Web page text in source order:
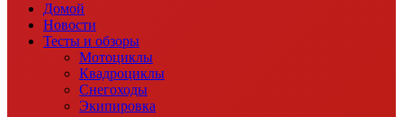
Домой
Новости
Тесты и обзоры
Мотоциклы
Квадроциклы
Снегоходы
Экипировка